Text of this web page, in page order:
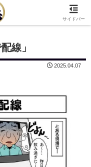
線」
2025.04.07
サイドバー